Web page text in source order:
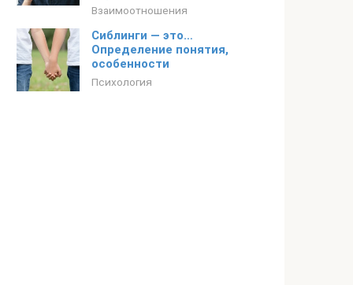
Взаимоотношения
Сиблинги — это…
Определение понятия,
особенности
Психология